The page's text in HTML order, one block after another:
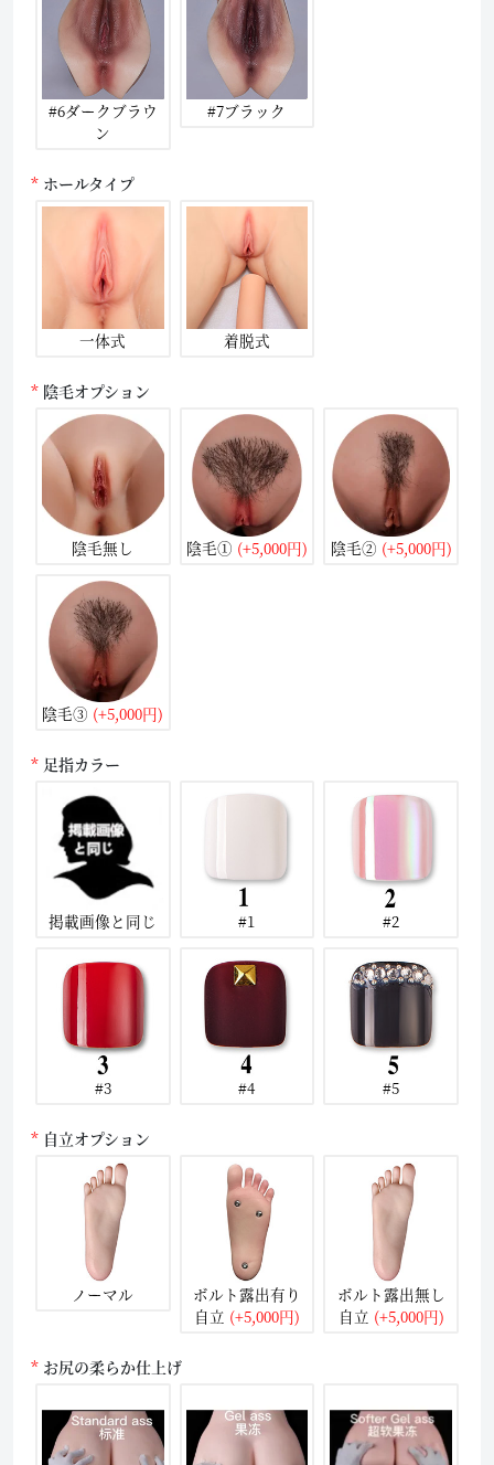
#6ダークブラウ
ン
#7ブラック
ホールタイプ
一体式 着脱式
陰毛オプション
陰毛無し 陰毛① (+5,000円) 陰毛② (+5,000円)
陰毛③ (+5,000円)
足指カラー
掲載画像と同じ #1 #2
#3 #4 #5
自立オプション
ノーマル
ボルト露出有り
自立 (+5,000円)
ボルト露出無し
自立 (+5,000円)
お尻の柔らか仕上げ